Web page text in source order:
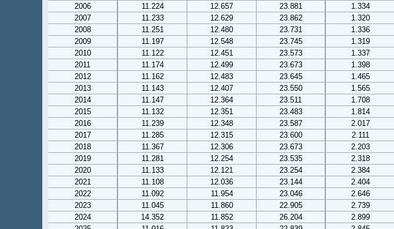
2006
11.224 12.657 23.881 1.334
2007
11.233 12.629 23.862 1.320
2008
11.251 12.480 23.731 1.336
2009
11.197 12.548 23.745 1.319
2010
11.122 12.451 23.573 1.337
2011
11.174 12.499 23.673 1.398
2012
11.162 12.483 23.645 1.465
2013
11.143 12.407 23.550 1.565
2014
11.147 12.364 23.511 1.708
2015
11.132 12.351 23.483 1.814
2016
11.239 12.348 23.587 2.017
2017
11.285 12.315 23.600 2.111
2018
11.367 12.306 23.673 2.203
2019
11.281 12.254 23.535 2.318
2020
11.133 12.121 23.254 2.384
2021
11.108 12.036 23.144 2.404
2022
11.092 11.954 23.046 2.646
2023
11.045 11.860 22.905 2.739
2024
14.352 11.852 26.204 2.899